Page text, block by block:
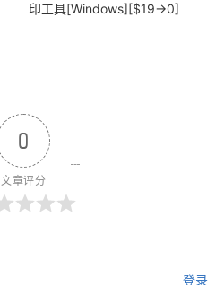
印工具[Windows][$19→0]
0
文章评分
登录